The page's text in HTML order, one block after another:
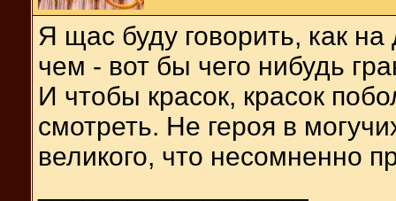
Я щас буду говорить, как
чем - вот бы чего нибудь
И чтобы красок, красок
смотреть. Не героя в
великого, что несомненно